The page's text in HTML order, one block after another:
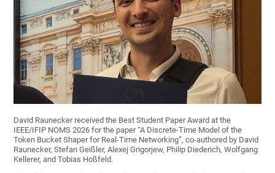
David Raunecker received the Best Student Paper Award at the
IEEE/IFIP NOMS 2026 for the paper “A Discrete-Time Model of the
Token Bucket Shaper for Real-Time Networking”, co-authored by David
Raunecker, Stefan Geißler, Alexej Grigorjew, Philip Diederich, Wolfgang
Kellerer, and Tobias Hoßfeld.